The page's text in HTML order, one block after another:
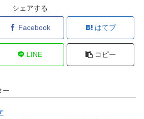
シェアする
Facebook はてブ
LINE コピー
ー